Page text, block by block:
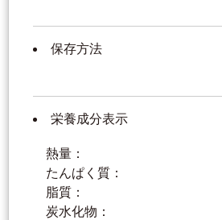
保存方法
栄養成分表示
熱量：
たんぱく質：
脂質：
炭水化物：